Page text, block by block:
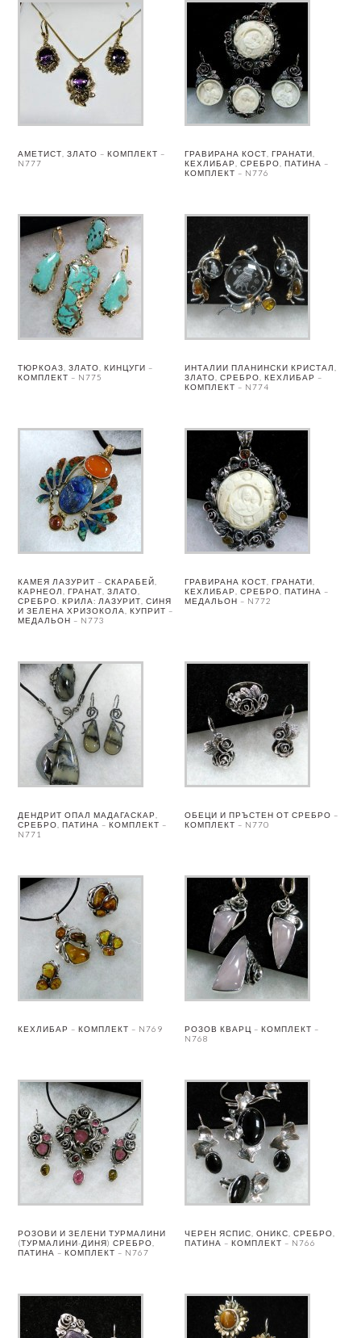
АМЕТИСТ, ЗЛАТО – КОМПЛЕКТ –
N777
ГРАВИРАНА КОСТ, ГРАНАТИ,
КЕХЛИБАР, СРЕБРО, ПАТИНА –
КОМПЛЕКТ – N776
ТЮРКОАЗ, ЗЛАТО, КИНЦУГИ –
КОМПЛЕКТ – N775
ИНТАЛИИ ПЛАНИНСКИ КРИСТАЛ,
ЗЛАТО, СРЕБРО, КЕХЛИБАР –
КОМПЛЕКТ – N774
КАМЕЯ ЛАЗУРИТ – СКАРАБЕЙ,
КАРНЕОЛ, ГРАНАТ, ЗЛАТО,
СРЕБРО. КРИЛА: ЛАЗУРИТ, СИНЯ
И ЗЕЛЕНА ХРИЗОКОЛА, КУПРИТ –
МЕДАЛЬОН – N773
ГРАВИРАНА КОСТ, ГРАНАТИ,
КЕХЛИБАР, СРЕБРО, ПАТИНА –
МЕДАЛЬОН – N772
ДЕНДРИТ ОПАЛ МАДАГАСКАР,
СРЕБРО, ПАТИНА – КОМПЛЕКТ –
N771
ОБЕЦИ И ПРЪСТЕН ОТ СРЕБРО –
КОМПЛЕКТ – N770
КЕХЛИБАР – КОМПЛЕКТ – N769
РОЗОВ КВАРЦ – КОМПЛЕКТ –
N768
РОЗОВИ И ЗЕЛЕНИ ТУРМАЛИНИ
(ТУРМАЛИНИ-ДИНЯ) СРЕБРО,
ПАТИНА – КОМПЛЕКТ – N767
ЧЕРЕН ЯСПИС, ОНИКС, СРЕБРО,
ПАТИНА – КОМПЛЕКТ – N766